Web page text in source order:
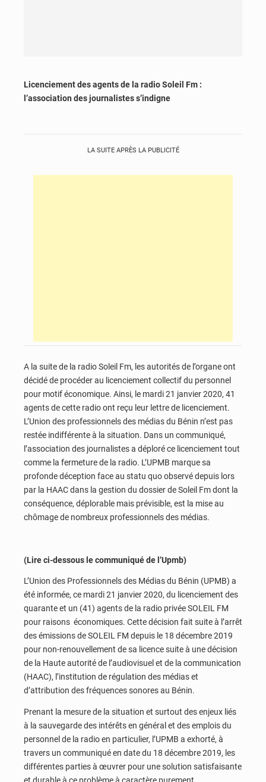
Licenciement des agents de la radio Soleil Fm :
l’association des journalistes s’indigne
LA SUITE APRÈS LA PUBLICITÉ
A la suite de la radio Soleil Fm, les autorités de l’organe ont
décidé de procéder au licenciement collectif du personnel
pour motif économique. Ainsi, le mardi 21 janvier 2020, 41
agents de cette radio ont reçu leur lettre de licenciement.
L’Union des professionnels des médias du Bénin n’est pas
restée indifférente à la situation. Dans un communiqué,
l’association des journalistes a déploré ce licenciement tout
comme la fermeture de la radio. L’UPMB marque sa
profonde déception face au statu quo observé depuis lors
par la HAAC dans la gestion du dossier de Soleil Fm dont la
conséquence, déplorable mais prévisible, est la mise au
chômage de nombreux professionnels des médias.
(Lire ci-dessous le communiqué de l’Upmb)
L’Union des Professionnels des Médias du Bénin (UPMB) a
été informée, ce mardi 21 janvier 2020, du licenciement des
quarante et un (41) agents de la radio privée SOLEIL FM
pour raisons économiques. Cette décision fait suite à l’arrêt
des émissions de SOLEIL FM depuis le 18 décembre 2019
pour non-renouvellement de sa licence suite à une décision
de la Haute autorité de l’audiovisuel et de la communication
(HAAC), l’institution de régulation des médias et
d’attribution des fréquences sonores au Bénin.
Prenant la mesure de la situation et surtout des enjeux liés
à la sauvegarde des intérêts en général et des emplois du
personnel de la radio en particulier, l’UPMB a exhorté, à
travers un communiqué en date du 18 décembre 2019, les
différentes parties à œuvrer pour une solution satisfaisante
et durable à ce problème à caractère purement